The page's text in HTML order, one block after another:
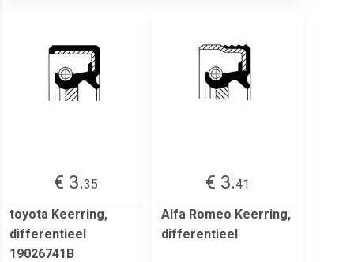
€ 3.35
toyota Keerring,
differentieel
19026741B
€ 3.41
Alfa Romeo Keerring,
differentieel